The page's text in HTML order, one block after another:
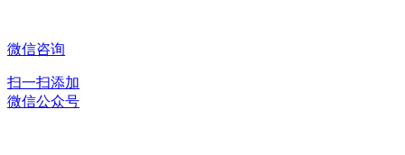
微信咨询
扫一扫添加
微信公众号